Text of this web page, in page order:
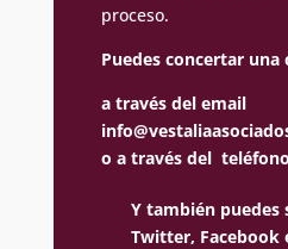
proceso.
Puedes concertar una
a través del email
o a través del teléfono
Y también puedes
Twitter, Facebook